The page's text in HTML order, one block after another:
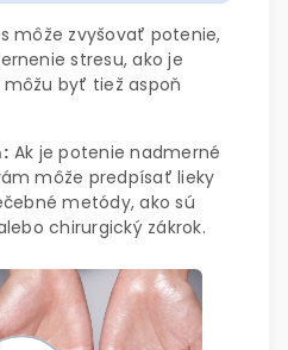
môže zvyšovať potenie,
stresu, ako je
byť tiež aspoň
Ak je potenie nadmerné
môže predpísať lieky
metódy, ako sú
chirurgický zákrok.